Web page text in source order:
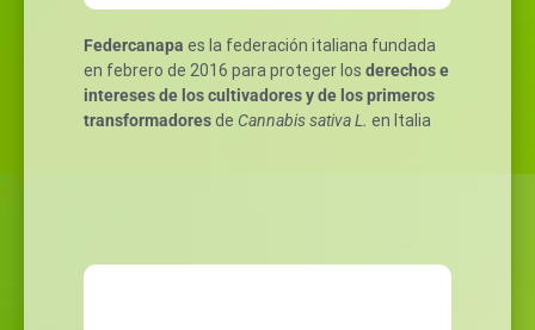
Federcanapa es la federación italiana fundada
en febrero de 2016 para proteger los derechos e
intereses de los cultivadores y de los primeros
transformadoresde Cannabis sativa L. en Italia